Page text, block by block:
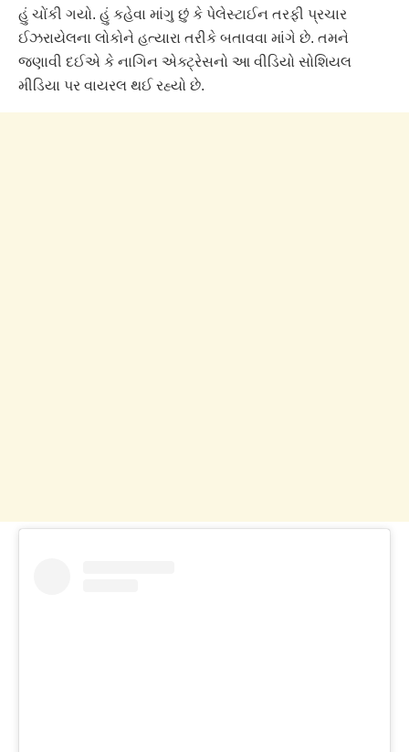
હું ચોંકી ગયો. હું કહેવા માંગુ છું કે પેલેસ્ટાઈન તરફી પ્રચાર
ઈઝરાયેલના લોકોને હત્યારા તરીકે બતાવવા માંગે છે. તમને
જણાવી દઈએ કે નાગિન એક્ટ્રેસનો આ વીડિયો સોશિયલ
મીડિયા પર વાયરલ થઈ રહ્યો છે.